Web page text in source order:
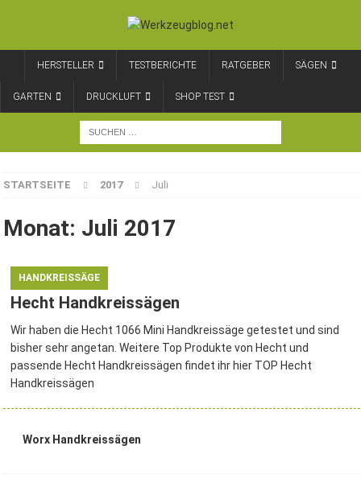
HERSTELLER TESTBERICHTE RATGEBER SÄGEN
GARTEN DRUCKLUFT SHOP TEST
STARTSEITE 2017 Juli
Monat: Juli 2017
HANDKREISSÄGE
Hecht Handkreissägen
Wir haben die Hecht 1066 Mini Handkreissäge getestet und sind
bisher sehr angetan. Weitere Top Produkte von Hecht und
passende Hecht Handkreissägen findet ihr hier TOP Hecht
Handkreissägen
Worx Handkreissägen